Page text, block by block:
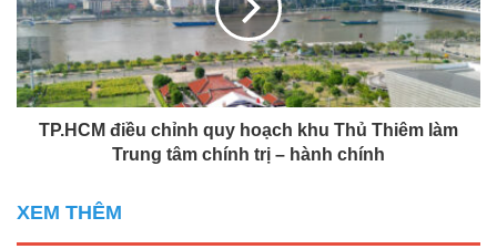
TP.HCM điều chỉnh quy hoạch khu Thủ Thiêm làm
Trung tâm chính trị – hành chính
XEM THÊM